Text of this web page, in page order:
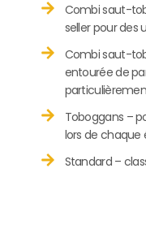
Combi saut-
seller pour des
Combi saut-
entourée de
Toboggans –
lors de
Standard –